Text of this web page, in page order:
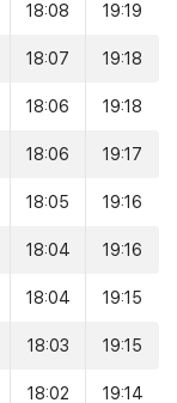
18:08 19:19
18:07 19:18
18:06 19:18
18:06 19:17
18:05 19:16
18:04 19:16
18:04 19:15
18:03 19:15
18:02 19:14